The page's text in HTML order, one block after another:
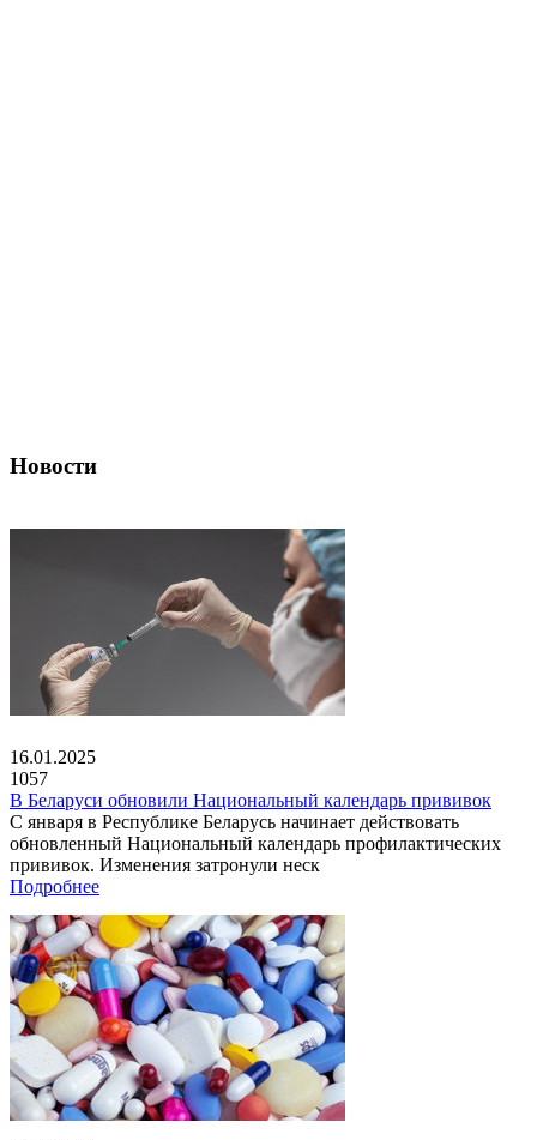
Новости
16.01.2025
1057
В Беларуси обновили Национальный календарь прививок
С января в Республике Беларусь начинает действовать
обновленный Национальный календарь профилактических
прививок. Изменения затронули неск
Подробнее